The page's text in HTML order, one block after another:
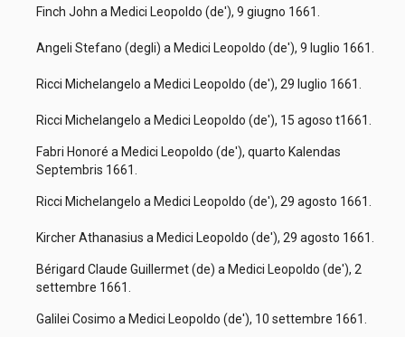
Finch John a Medici Leopoldo (de'), 9 giugno 1661.
Angeli Stefano (degli) a Medici Leopoldo (de'), 9 luglio 1661.
Ricci Michelangelo a Medici Leopoldo (de'), 29 luglio 1661.
Ricci Michelangelo a Medici Leopoldo (de'), 15 agoso t1661.
Fabri Honoré a Medici Leopoldo (de'), quarto Kalendas
Septembris 1661.
Ricci Michelangelo a Medici Leopoldo (de'), 29 agosto 1661.
Kircher Athanasius a Medici Leopoldo (de'), 29 agosto 1661.
Bérigard Claude Guillermet (de) a Medici Leopoldo (de'), 2
settembre 1661.
Galilei Cosimo a Medici Leopoldo (de'), 10 settembre 1661.